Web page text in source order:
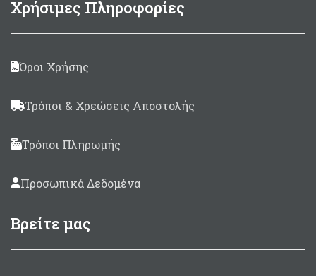
Χρήσιμες Πληροφορίες
Όροι Χρήσης
Τρόποι & Χρεώσεις Αποστολής
Τρόποι Πληρωμής
Προσωπικά Δεδομένα
Βρείτε μας